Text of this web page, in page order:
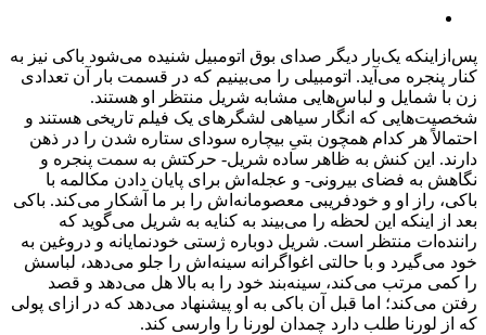
پس‌ازاینکه یک‌بار دیگر صدای بوق اتومبیل شنیده می‌شود باکی نیز به
کنار پنجره می‌آید. اتومبیلی را می‌بینیم که در قسمت بار آن تعدادی
زن با شمایل و لباس‌هایی مشابه شریل منتظر او هستند.
شخصیت‌هایی که انگار سیاهی لشگر‌های یک فیلم تاریخی هستند و
احتمالاً هر کدام همچون بتیِ بیچاره سودای ستاره شدن را در ذهن
دارند. این کنش به ظاهر ساده شریل- حرکتش به سمت پنجره و
نگاهش به فضای بیرونی- و عجله‌اش برای پایان دادن مکالمه‌ با
باکی، راز او و خودفریبی معصومانه‌اش را بر ما آشکار می‌کند. باکی
بعد از اینکه این لحظه را می‌بیند به کنایه به شریل می‌گوید که
راننده‌ات منتظر است. شریل دوباره ژستی خودنمایانه و دروغین به
خود می‌گیرد و با حالتی اغواگرانه سینه‌اش را جلو می‌دهد، لباسش
را کمی مرتب می‌کند، سینه‌بند خود را به بالا هل می‌دهد و قصد
رفتن می‌کند؛ اما قبل آن باکی به او پیشنهاد می‌دهد که در ازای پولی
که از لورنا طلب دارد چمدان لورنا را وارسی کند.